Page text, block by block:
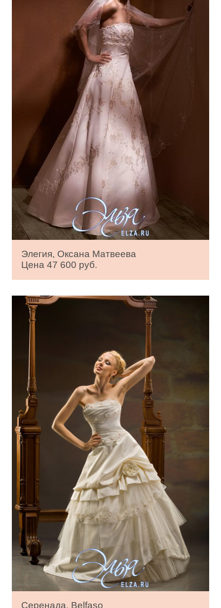
Элегия, Оксана Матвеева
Цена 47 600 руб.
Серенада, Belfaso